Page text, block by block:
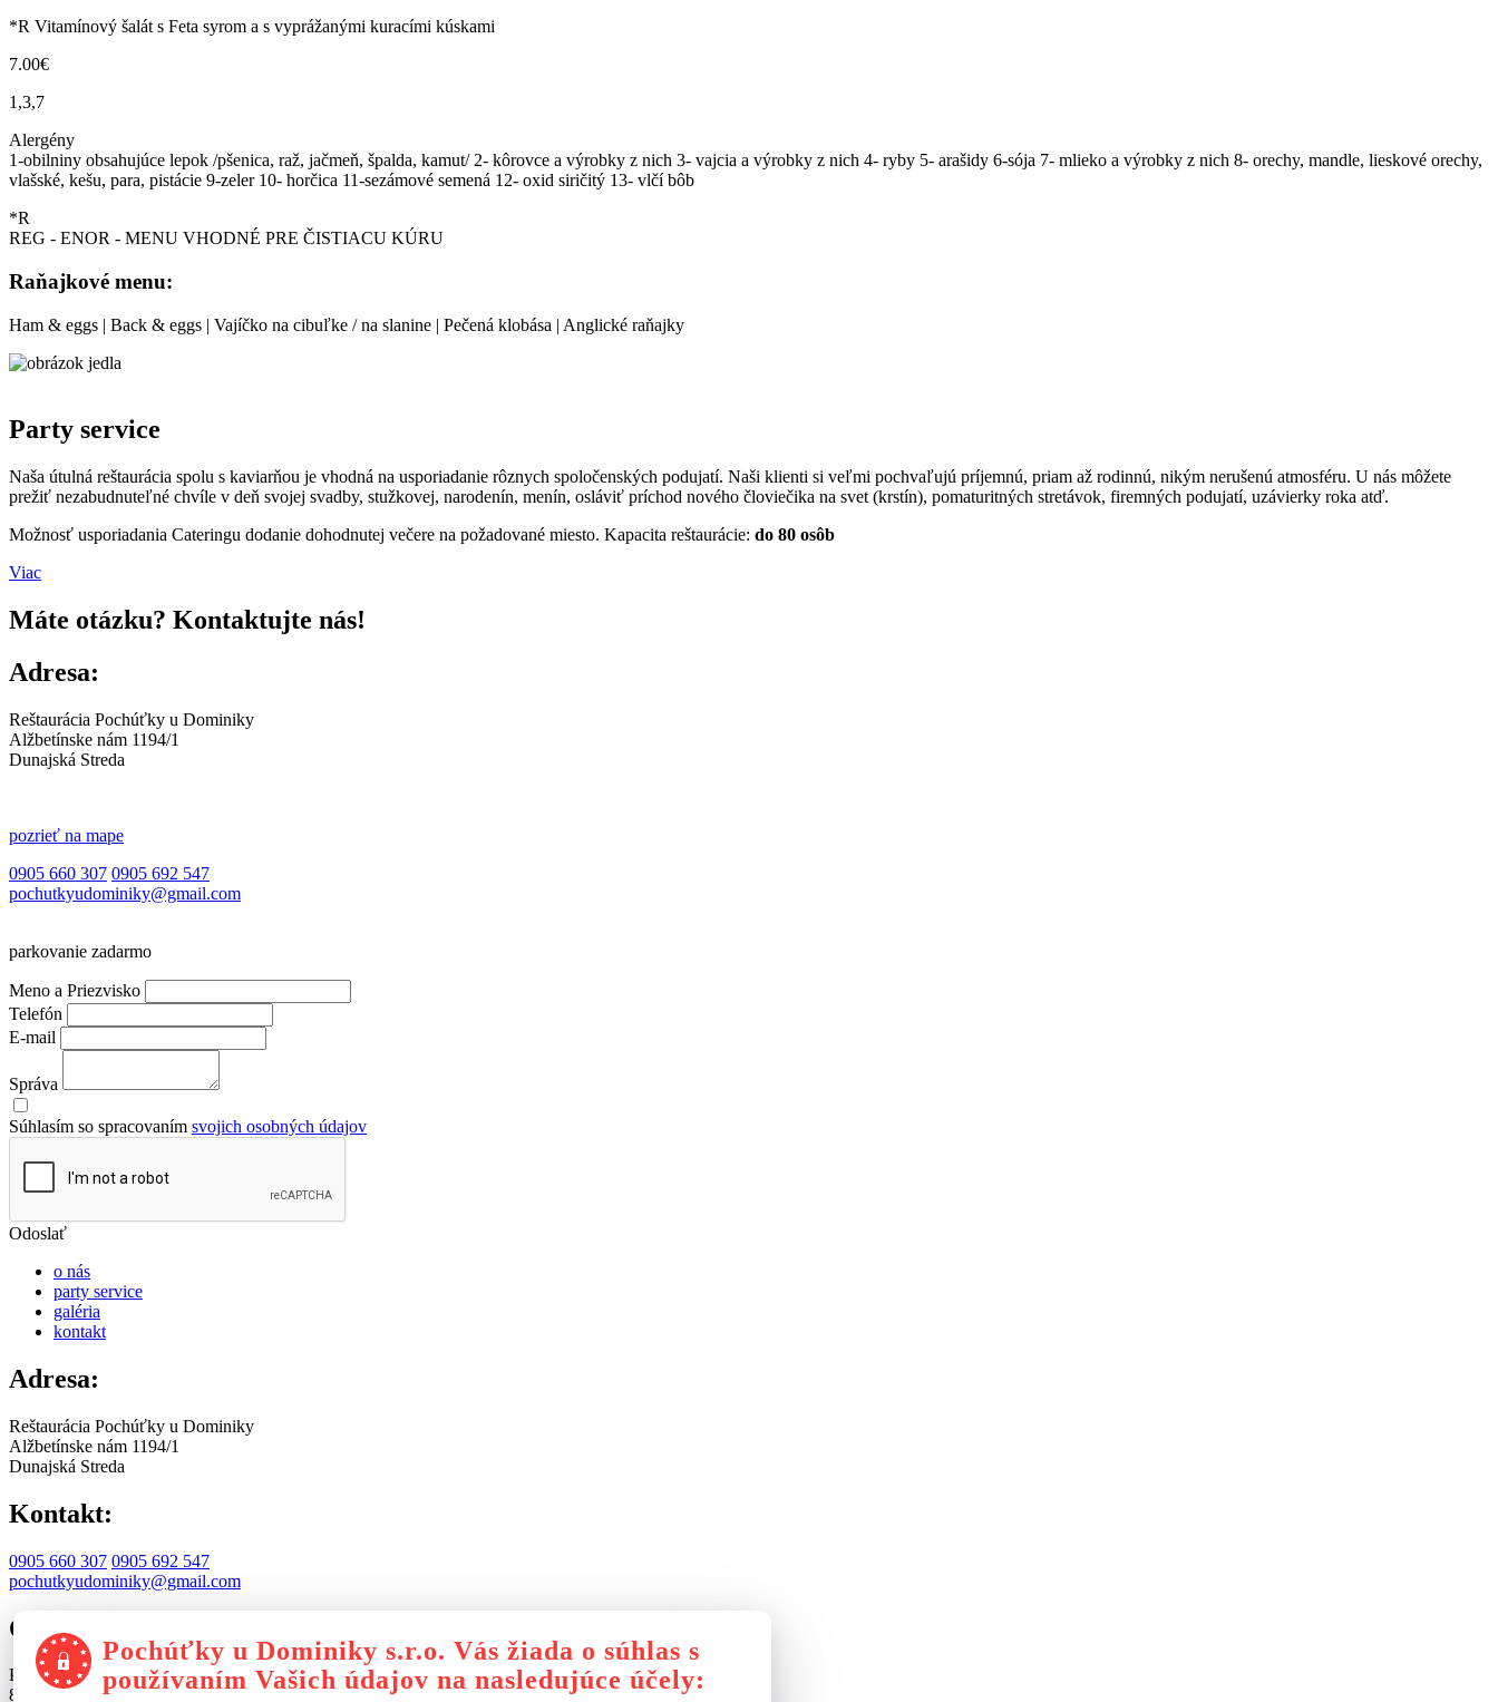
*R Vitamínový šalát s Feta syrom a s vyprážanými kuracími kúskami
7.00€
1,3,7
Alergény
1-obilniny obsahujúce lepok /pšenica, raž, jačmeň, špalda, kamut/ 2- kôrovce a výrobky z nich 3- vajcia a výrobky z nich 4- ryby 5- arašidy 6-sója 7- mlieko a výrobky z nich 8- orechy, mandle, lieskové orechy,
vlašské, kešu, para, pistácie 9-zeler 10- horčica 11-sezámové semená 12- oxid siričitý 13- vlčí bôb
*R
REG - ENOR - MENU VHODNÉ PRE ČISTIACU KÚRU
Raňajkové menu:
Ham & eggs | Back & eggs | Vajíčko na cibuľke / na slanine | Pečená klobása | Anglické raňajky
Party service
Naša útulná reštaurácia spolu s kaviarňou je vhodná na usporiadanie rôznych spoločenských podujatí. Naši klienti si veľmi pochvaľujú príjemnú, priam až rodinnú, nikým nerušenú atmosféru. U nás môžete
prežiť nezabudnuteľné chvíle v deň svojej svadby, stužkovej, narodenín, menín, osláviť príchod nového človiečika na svet (krstín), pomaturitných stretávok, firemných podujatí, uzávierky roka atď.
Možnosť usporiadania Cateringu dodanie dohodnutej večere na požadované miesto. Kapacita reštaurácie: do 80 osôb
Viac
Máte otázku? Kontaktujte nás!
Adresa:
Reštaurácia Pochúťky u Dominiky
Alžbetínske nám 1194/1
Dunajská Streda
pozrieť na mape
0905 660 307 0905 692 547
pochutkyudominiky@gmail.com
parkovanie zadarmo
Meno a Priezvisko
Telefón
E-mail
Správa
Súhlasím so spracovaním svojich osobných údajov
Odoslať
o nás
party service
galéria
kontakt
Adresa:
Reštaurácia Pochúťky u Dominiky
Alžbetínske nám 1194/1
Dunajská Streda
Kontakt:
0905 660 307 0905 692 547
pochutkyudominiky@gmail.com
Otváracia doba:
Pondelok - Piatok:
8:00 - 14:00
Pochúťky u Dominiky s.r.o. Vás žiada o súhlas s
používaním Vašich údajov na nasledujúce účely: